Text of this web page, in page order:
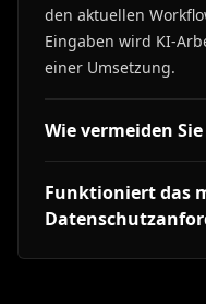
den aktuellen
Eingaben wird KI-
einer Umsetzung.
Wie vermeiden Sie
Funktioniert das